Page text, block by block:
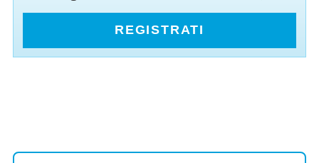
REGISTRATI